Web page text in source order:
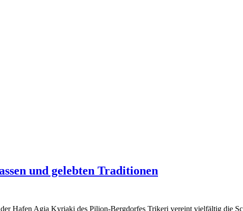
und gelebten Traditionen
Hafen Agia Kyriaki des Pilion-Bergdorfes Trikeri vereint vielfältig die